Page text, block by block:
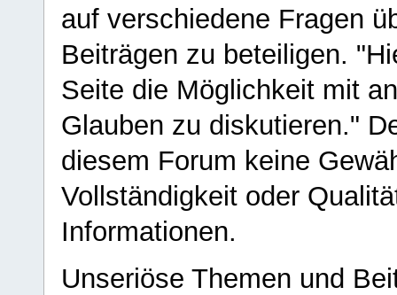
auf verschiedene Fragen
Beiträgen zu beteiligen.
Seite die Möglichkeit mit
Glauben zu diskutieren."
diesem Forum keine
Vollständigkeit oder
Informationen.
Unseriöse Themen und